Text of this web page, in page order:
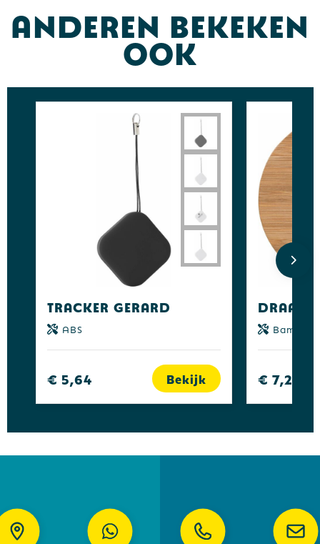
Anderen bekeken
ook
Tracker Gerard
ABS
€ 5,64 Bekijk
Bamboe
€ 7,27